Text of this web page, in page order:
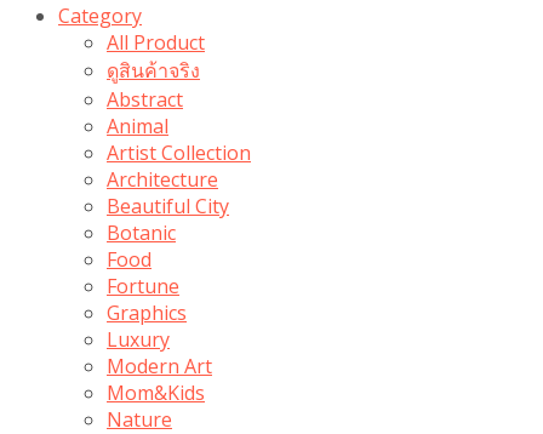
Category
All Product
ดูสินค้าจริง
Abstract
Animal
Artist Collection
Architecture
Beautiful City
Botanic
Food
Fortune
Graphics
Luxury
Modern Art
Mom&Kids
Nature